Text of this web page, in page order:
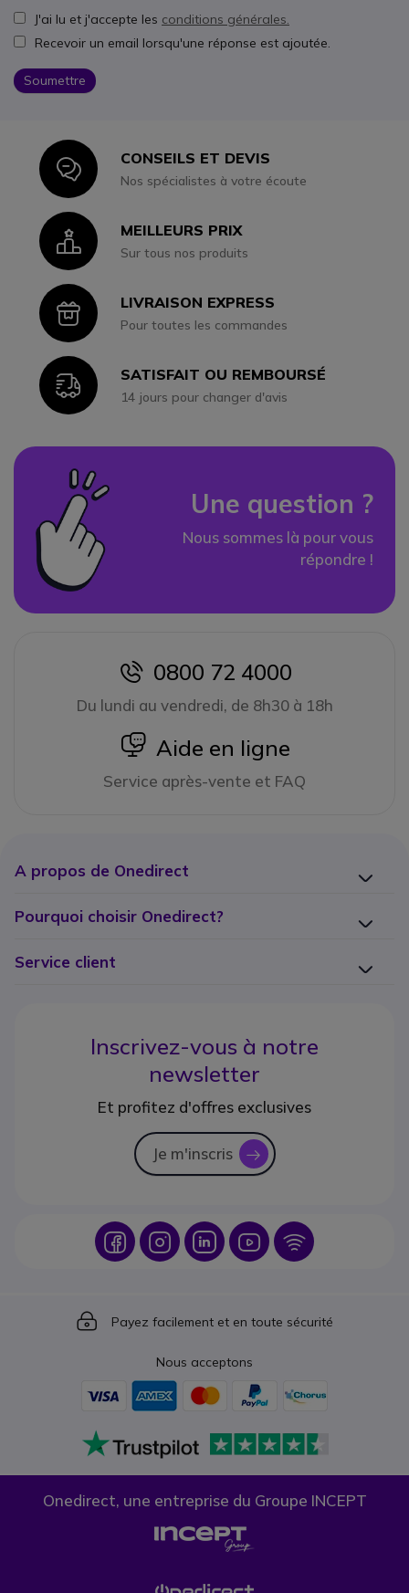
J'ai lu et j'accepte les conditions générales.
Recevoir un email lorsqu'une réponse est ajoutée.
Soumettre
IconCONSEILS ET DEVIS
Nos spécialistes à votre écoute
IconMEILLEURS PRIX
Sur tous nos produits
IconLIVRAISON EXPRESS
Pour toutes les commandes
IconSATISFAIT OU REMBOURSÉ
14 jours pour changer d'avis
Une question ?
Nous sommes là pour vous
répondre !
icon
0800 72 4000
Du lundi au vendredi, de 8h30 à 18h
icon
Aide en ligne
Service après-vente et FAQ
A propos de Onedirect
Pourquoi choisir Onedirect?
Service client
Inscrivez-vous à notre
newsletter
Et profitez d'offres exclusives
Je m'inscris icon
Icon IconIcon Icon Icon
Icon
Payez facilement et en toute sécurité
Nous acceptons
Onedirect, une entreprise du Groupe INCEPT